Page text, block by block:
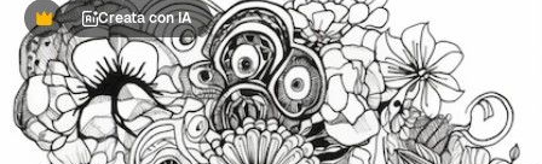
PremiumCreata con IA